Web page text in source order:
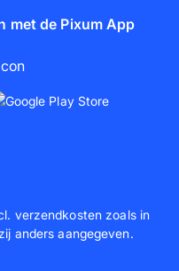
met de Pixum App
verzendkosten zoals in
anders aangegeven.